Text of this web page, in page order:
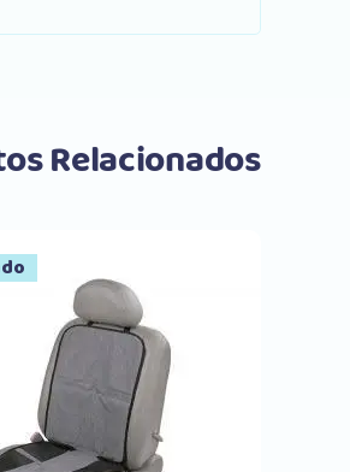
Relacionados
Comprar